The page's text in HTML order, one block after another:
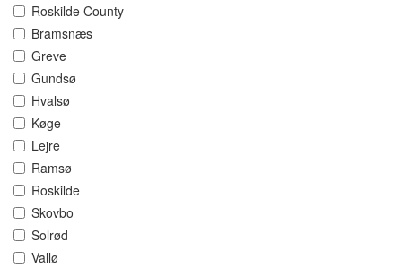
Roskilde County
Bramsnæs
Greve
Gundsø
Hvalsø
Køge
Lejre
Ramsø
Roskilde
Skovbo
Solrød
Vallø